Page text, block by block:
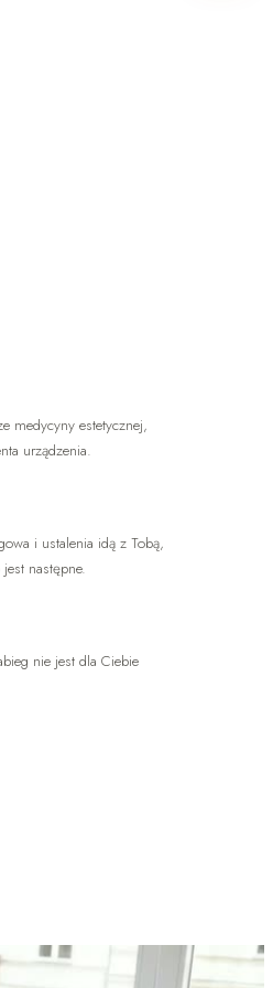
medycyny estetycznej,
urządzenia.
i ustalenia idą z Tobą,
następne.
nie jest dla Ciebie